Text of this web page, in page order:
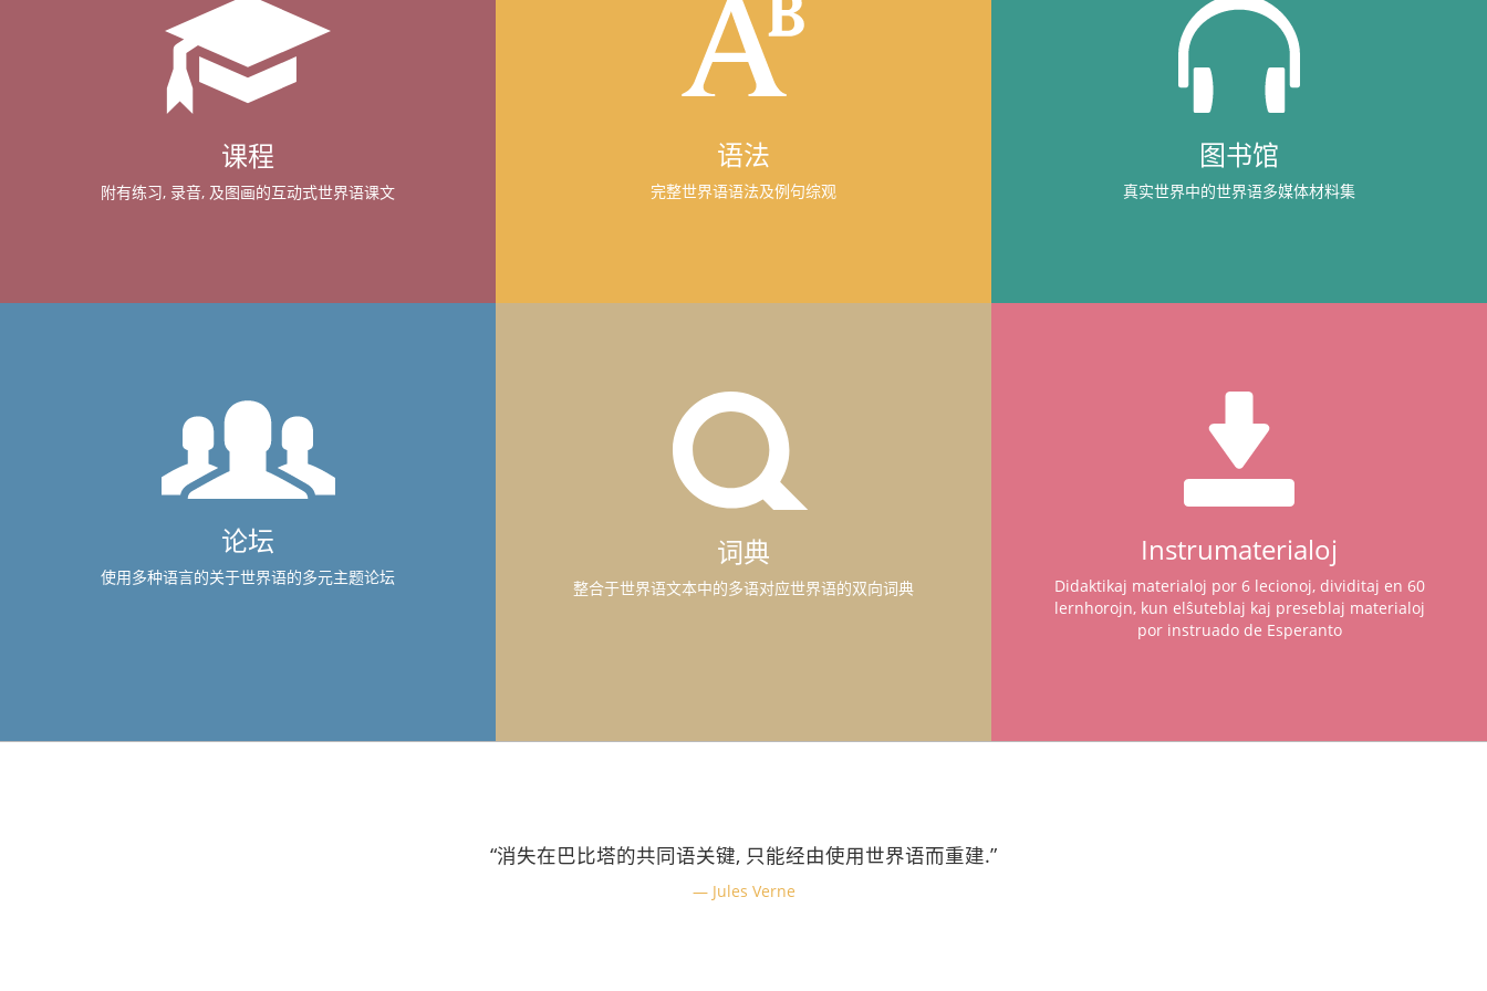
课程
附有练习, 录音, 及图画的互动式世界语课文
语法
完整世界语语法及例句综观
图书馆
真实世界中的世界语多媒体材料集
论坛
使用多种语言的关于世界语的多元主题论坛
词典
整合于世界语文本中的多语对应世界语的双向词典
Instrumaterialoj
Didaktikaj materialoj por 6 lecionoj, dividitaj en 60
lernhorojn, kun elŝuteblaj kaj preseblaj materialoj
por instruado de Esperanto
“消失在巴比塔的共同语关键, 只能经由使用世界语而重建.”
Jules Verne